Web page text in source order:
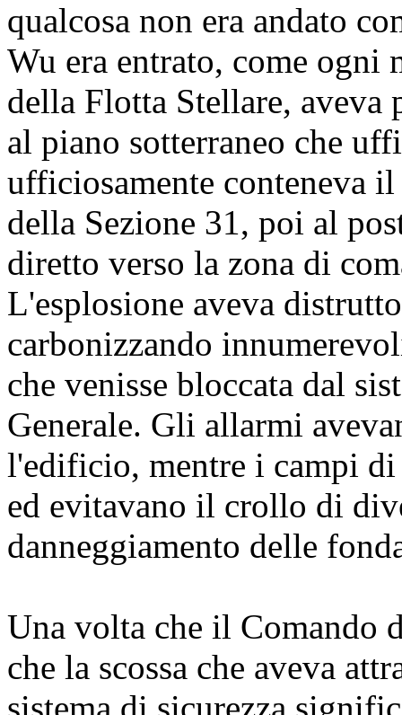
qualcosa non era andato
Wu era entrato, come ogni
della Flotta Stellare, aveva
al piano sotterraneo che
ufficiosamente conteneva
della Sezione 31, poi al
diretto verso la zona di
L'esplosione aveva
carbonizzando
che venisse bloccata dal
Generale. Gli allarmi
l'edificio, mentre i campi di
ed evitavano il crollo di
danneggiamento delle
Una volta che il Comando
che la scossa che aveva